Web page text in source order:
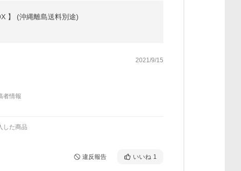
】 (沖縄離島送料別途)
2021/9/15
者情報
した商品
違反報告 いいね 1